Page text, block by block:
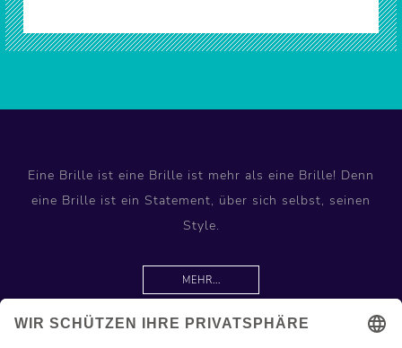
Eine Brille ist eine Brille ist mehr als eine Brille! Denn
eine Brille ist ein Statement, über sich selbst, seinen
Style.
MEHR...